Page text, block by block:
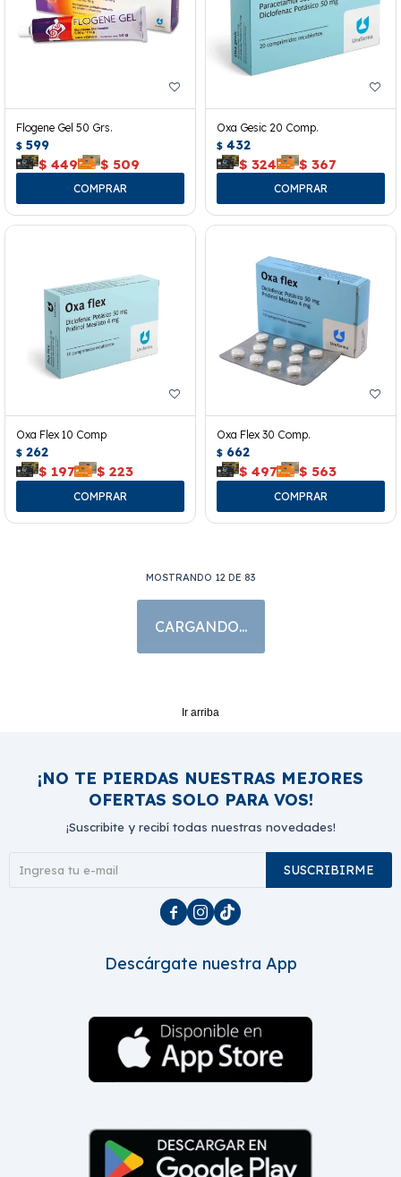
Flogene Gel 50 Grs.
$ 599
$ 449 $ 509
Oxa Gesic 20 Comp.
$ 432
$ 324 $ 367
Oxa Flex 10 Comp
$ 262
$ 197 $ 223
Oxa Flex 30 Comp.
$ 662
$ 497 $ 563
MOSTRANDO 12 DE 83
Ir arriba
¡NO TE PIERDAS NUESTRAS MEJORES
OFERTAS SOLO PARA VOS!
¡Suscribite y recibí todas nuestras novedades!
SUSCRIBIRME
  
Descárgate nuestra App